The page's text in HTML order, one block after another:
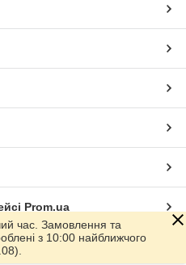
Prom.ua
час. Замовлення та
з 10:00 найближчого